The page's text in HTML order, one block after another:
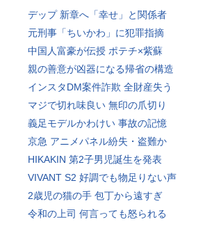
デップ 新章へ「幸せ」と関係者
元刑事「ちいかわ」に犯罪指摘
中国人富豪が伝授 ポテチ×紫蘇
親の善意が凶器になる帰省の構造
インスタDM案件詐欺 全財産失う
マジで切れ味良い 無印の爪切り
義足モデルかわけい 事故の記憶
京急 アニメパネル紛失・盗難か
HIKAKIN 第2子男児誕生を発表
VIVANT S2 好調でも物足りない声
2歳児の猫の手 包丁から遠すぎ
令和の上司 何言っても怒られる